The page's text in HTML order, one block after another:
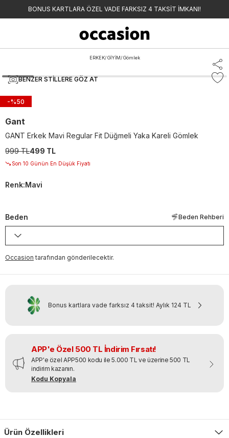
BONUS KARTLARA ÖZEL VADE FARKSIZ 4 TAKSİT İMKANI!
ERKEK/ GİYİM/ Gömlek
BENZER STILLERE GÖZ AT
-%50
Gant
GANT Erkek Mavi Regular Fit Düğmeli Yaka Kareli Gömlek
999 TL499 TL
Son 10 Günün En Düşük Fiyatı
Renk:Mavi
Beden Beden Rehberi
Occasion tarafından gönderilecektir.
Bonus kartlara vade farksız 4 taksit! Aylık 124 TL
APP'e Özel 500 TL İndirim Fırsatı!
APP'e özel APP500 kodu ile 5.000 TL ve üzerine 500 TL
indirim kazanın.
Kodu Kopyala
Ürün Özellikleri